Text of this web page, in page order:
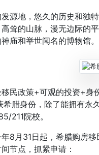
地，悠久的历史和独
耸的山脉，漫无边际的
庙和举世闻名的博物馆。
政策+可观的投资+身
腊身份，除了能拥有
211院校。
月31日起，希腊购房移
节点，抓紧申请：